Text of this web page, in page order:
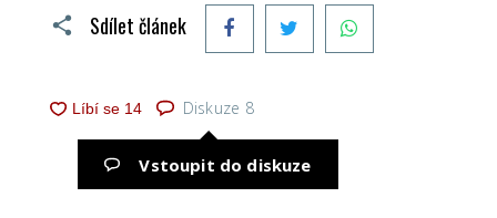
Sdílet článek FacebookTwitter
Diskuze 8
Vstoupit do diskuze